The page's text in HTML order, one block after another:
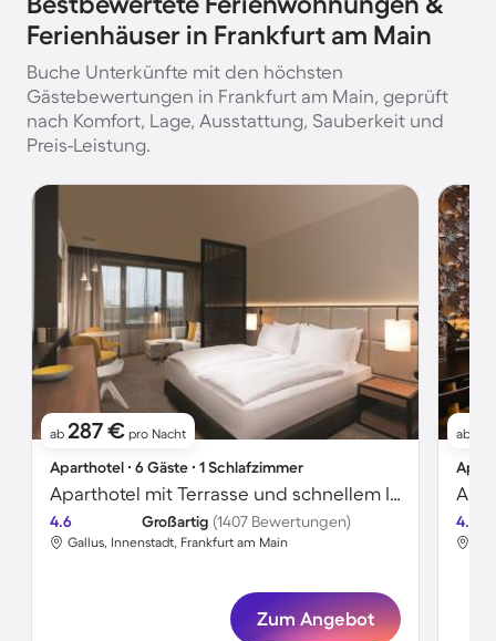
Ferienhäuser in Frankfurt am Main
Buche Unterkünfte mit den höchsten
Gästebewertungen in Frankfurt am Main, geprüft
nach Komfort, Lage, Ausstattung, Sauberkeit und
Preis-Leistung.
ab 287 € pro Nacht
Aparthotel ∙ 6 Gäste ∙ 1 Schlafzimmer
Aparthotel mit Terrasse und schnellem Internet | Perfekt für die Arbeit von Zuhause
4.6 Großartig (1407 Bewertungen)
Gallus, Innenstadt, Frankfurt am Main
Zum Angebot
ab
4.8